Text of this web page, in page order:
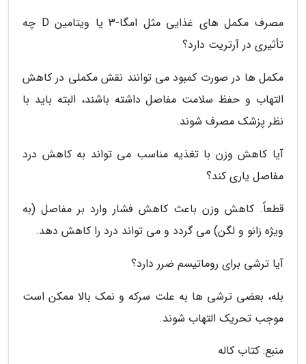
مصرف مکمل های غذایی مثل امگا-3 یا ویتامین D چه
تأثیری در آرتریت دارد؟
مکمل ها در صورت کمبود می توانند نقش مکملی در کاهش
التهاب و حفظ سلامت مفاصل داشته باشند، البته باید با
نظر پزشک مصرف شوند.
آیا کاهش وزن با تغذیه مناسب می تواند به کاهش درد
مفاصل یاری کند؟
قطعاً. کاهش وزن باعث کاهش فشار وارد بر مفاصل (به
ویژه زانو و لگن) می گردد و می تواند درد را کاهش دهد.
آیا ترشی برای روماتیسم ضرر دارد؟
بله، بعضی ترشی ها به علت سرکه و نمک بالا ممکن است
موجب تحریک التهاب شوند.
منبع: کتاب کاله